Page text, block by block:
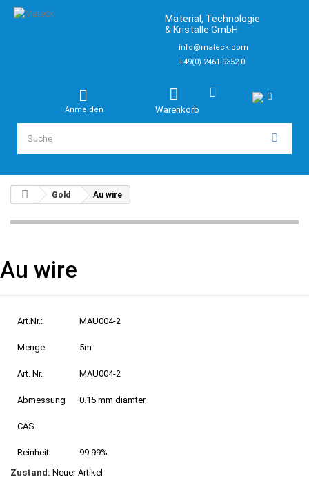
Material, Technologie
& Kristalle GmbH
info@mateck.com
+49(0) 2461-9352-0
Warenkorb
Anmelden
Gold Au wire
Au wire
Art.Nr.: MAU004-2
Menge 5m
Art. Nr. MAU004-2
Abmessung 0.15 mm diamter
CAS
Reinheit
99.99%
Zustand: Neuer Artikel